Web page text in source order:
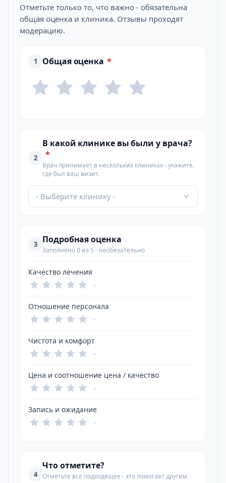
Отметьте только то, что важно - обязательна
общая оценка и клиника. Отзывы проходят
модерацию.
1 Общая оценка *
2
В какой клинике вы были у врача?
*
Врач принимает в нескольких клиниках - укажите,
где был ваш визит.
- Выберите клинику -
3 Подробная оценка
Заполнено 0 из 5 - необязательно
Качество лечения
-
Отношение персонала
-
Чистота и комфорт
-
Цена и соотношение цена / качество
-
Запись и ожидание
-
4
Что отметите?
Отметьте всё подходящее - это помогает другим